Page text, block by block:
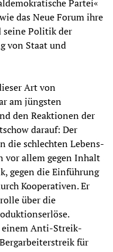
Partei«
das Neue Forum ihre
seine Politik der
von Staat und
Art von
am jüngsten
den Reaktionen der
darauf: Der
die schlechten Lebens-
vor allem gegen Inhalt
gegen die Einführung
Kooperativen. Er
über die
einem Anti-Streik-
für